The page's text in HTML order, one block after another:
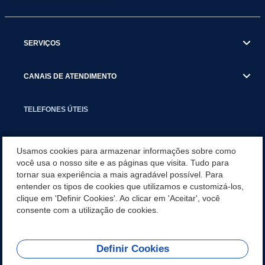
SERVIÇOS
CANAIS DE ATENDIMENTO
TELEFONES ÚTEIS
NOTÍCIAS
APLICATIVO
REDES SOCIAIS
Usamos cookies para armazenar informações sobre como
você usa o nosso site e as páginas que visita. Tudo para
tornar sua experiência a mais agradável possível. Para
entender os tipos de cookies que utilizamos e customizá-los,
clique em 'Definir Cookies'. Ao clicar em 'Aceitar', você
consente com a utilização de cookies.
Definir Cookies